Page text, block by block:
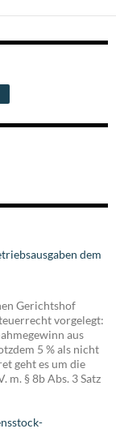
dem
Gerichtshof
vorgelegt:
aus
5 % als nicht
geht es um die
m. § 8b Abs. 3 Satz